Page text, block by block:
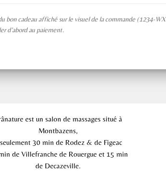
bon cadeau affiché sur le visuel de la commande (1234-
d’abord au paiement.
est un salon de massages situé à
Montbazens,
30 min de Rodez & de Figeac
de Villefranche de Rouergue et 15 min
de Decazeville.